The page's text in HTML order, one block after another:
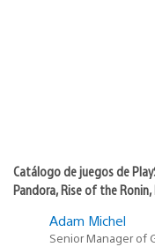
Catálogo de juegos de
Pandora, Rise of the
Adam Michel
Senior Manager of